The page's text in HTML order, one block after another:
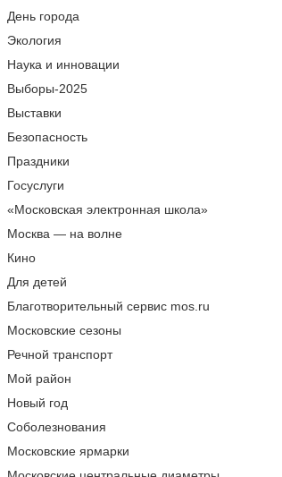
День города
Экология
Наука и инновации
Выборы-2025
Выставки
Безопасность
Праздники
Госуслуги
«Московская электронная школа»
Москва — на волне
Кино
Для детей
Благотворительный сервис mos.ru
Московские сезоны
Речной транспорт
Мой район
Новый год
Соболезнования
Московские ярмарки